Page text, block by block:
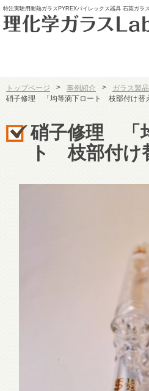
特注実験用耐熱ガラスPYREXパイレックス器具 石英ガラ
トップページ > 事例紹介 > ガラス製
硝子修理 「均等滴下ロート 枝部付け替
硝子修理 「
ト 枝部付け